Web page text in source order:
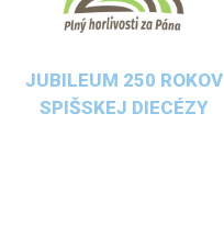
JUBILEUM 250 ROKOV
SPIŠSKEJ DIECÉZY